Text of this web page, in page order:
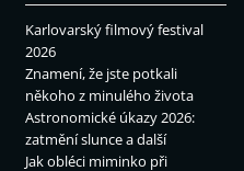
Karlovarský filmový festival
2026
Znamení, že jste potkali
někoho z minulého života
Astronomické úkazy 2026:
zatmění slunce a další
Jak obléci miminko při